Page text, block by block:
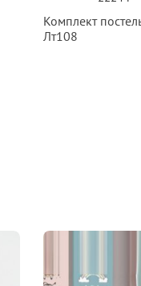
Комплект
Лт108